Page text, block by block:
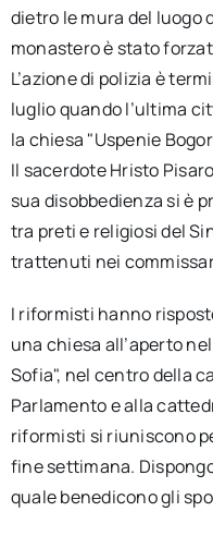
dietro le mura del luogo
monastero è stato
L’azione di polizia è
luglio quando l’ultima
la chiesa "Uspenie
Il sacerdote Hristo
sua disobbedienza si è
tra preti e religiosi del
trattenuti nei
I riformisti hanno
una chiesa all’aperto
Sofia", nel centro della
Parlamento e alla
riformisti si riuniscono
fine settimana.
quale benedicono gli